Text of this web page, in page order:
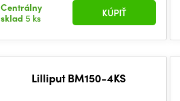
Centrálny
sklad 5 ks KÚPIŤ
Lilliput BM150-4KS